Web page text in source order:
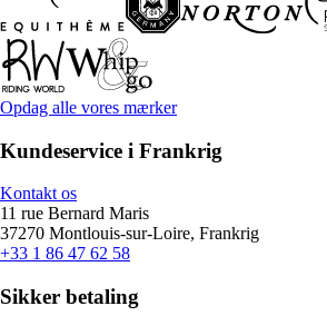
Opdag alle vores mærker
Kundeservice i Frankrig
Kontakt os
11 rue Bernard Maris
37270 Montlouis-sur-Loire, Frankrig
+33 1 86 47 62 58
Sikker betaling